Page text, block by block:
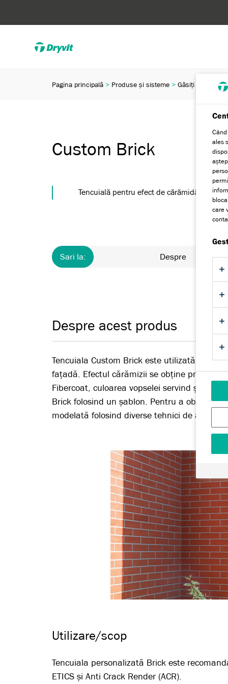
Custom Brick
Tencuială pentru efect de cărămidă
Pagina principală Produse și sisteme Găsiți un
Sari la: Despre
Despre acest produs
Tencuiala Custom Brick este utilizată
fațadă. Efectul cărămizii se obține prin
Fibercoat, culoarea vopselei servind și ca
Brick folosind un șablon. Pentru a obține
modelată folosind diverse tehnici de
Utilizare/scop
Tencuiala personalizată Brick este
ETICS și Anti Crack Render (ACR).
ales
care